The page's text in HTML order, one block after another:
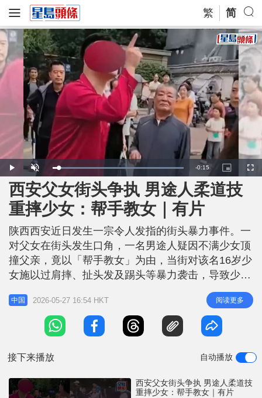
繁 简
P
l
a
y
U
n
m
u
t
e
L
o
d
e
d
:
1
.
0
R
e
m
n
i
e
-0:15
P
i
c
t
u
r
-
P
c
u
r
F
u
西安父女街头争执 男途人柔道技
重摔少女：帮手教女｜有片
陕西西安近日发生一宗令人发指的街头暴力事件。一
对父女在街头发生口角，一名男途人疑因不满少女顶
撞父亲，竟以「帮手教女」为由，当街对该名16岁少
女施以过肩摔、扯头发及踢头等暴力袭击，导致少女
血流披面。西安警方已立案调查，内地律师狠批涉事
男子违法行为是「以道德之名行暴力之实」。 父女
睇戏途上口角 事发于本月12日下午5时许。据女童父
亲刘先生向内地传媒忆述，当时他骑电动单车载著16
中国 2026-05-27 16:54 HKT 阅读更多
接下来播放 自动播放
西安父女街头争执 男途人柔道技
重摔少女：帮手教女｜有片